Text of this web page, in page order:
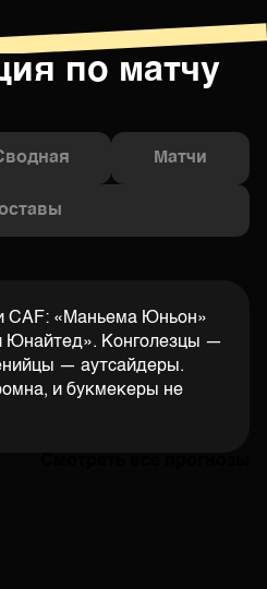
по матчу
Матчи
CAF: «Маньема Юньон»
Юнайтед». Конголезцы —
— аутсайдеры.
и букмекеры не